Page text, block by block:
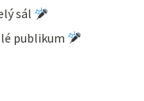
sál
publikum